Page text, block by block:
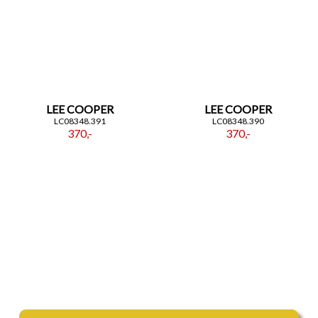
LEE COOPER
LC08348.391
370,-
LEE COOPER
LC08348.390
370,-